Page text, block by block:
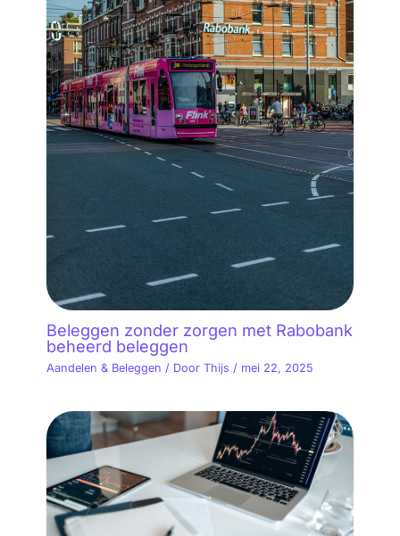
Beleggen zonder zorgen met Rabobank
beheerd beleggen
Aandelen & Beleggen / Door Thijs / mei 22, 2025